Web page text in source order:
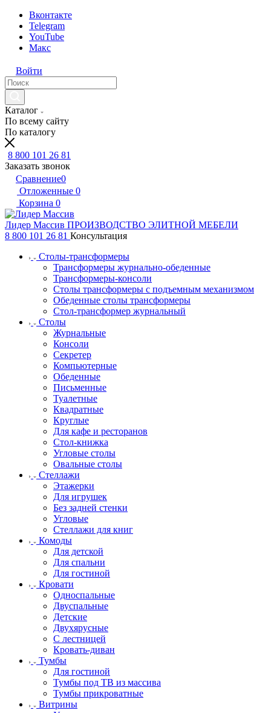
Вконтакте
Telegram
YouTube
Макс
Войти
Каталог
По всему сайту
По каталогу
8 800 101 26 81
Заказать звонок
Сравнение0
Отложенные 0
Корзина 0
Лидер Массив ПРОИЗВОДСТВО ЭЛИТНОЙ МЕБЕЛИ
8 800 101 26 81 Консультация
Столы-трансформеры
Трансформеры журнально-обеденные
Трансформеры-консоли
Столы трансформеры с подъемным механизмом
Обеденные столы трансформеры
Стол-трансформер журнальный
Столы
Журнальные
Консоли
Секретер
Компьютерные
Обеденные
Письменные
Туалетные
Квадратные
Круглые
Для кафе и ресторанов
Стол-книжка
Угловые столы
Овальные столы
Стеллажи
Этажерки
Для игрушек
Без задней стенки
Угловые
Стеллажи для книг
Комоды
Для детской
Для спальни
Для гостиной
Кровати
Односпальные
Двуспальные
Детские
Двухярусные
С лестницей
Кровать-диван
Тумбы
Для гостиной
Тумбы под ТВ из массива
Тумбы прикроватные
Витрины